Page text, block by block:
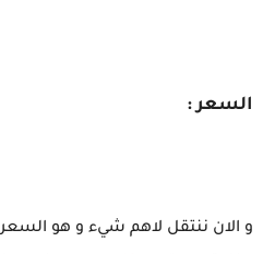
السعر :
و الان ننتقل لاهم شيء و هو